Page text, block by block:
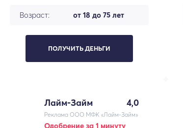
Возраст: от 18 до 75 лет
ПОЛУЧИТЬ ДЕНЬГИ
Лайм-Займ 4,0
Реклама ООО МФК «Лайм-Займ»
Одобрение за 1 минуту